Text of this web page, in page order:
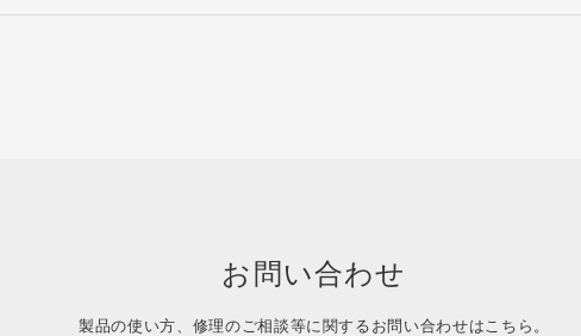
お問い合わせ
製品の使い方、修理のご相談等に関する お問い合わせはこちら。